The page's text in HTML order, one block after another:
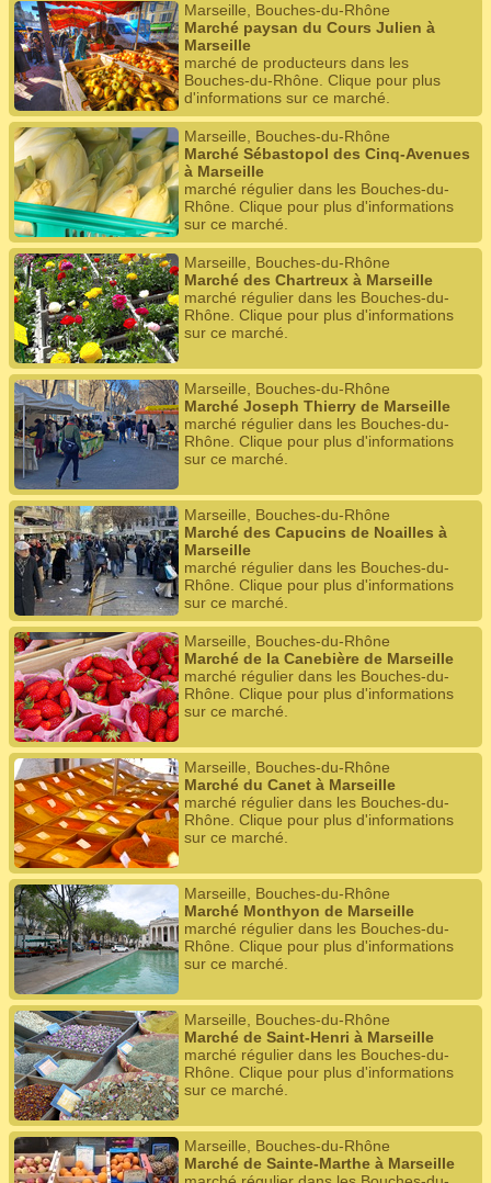
Marseille, Bouches-du-Rhône
Marché paysan du Cours Julien à
Marseille
marché de producteurs dans les
Bouches-du-Rhône. Clique pour plus
d'informations sur ce marché.
Marseille, Bouches-du-Rhône
Marché Sébastopol des Cinq-Avenues
à Marseille
marché régulier dans les Bouches-du-
Rhône. Clique pour plus d'informations
sur ce marché.
Marseille, Bouches-du-Rhône
Marché des Chartreux à Marseille
marché régulier dans les Bouches-du-
Rhône. Clique pour plus d'informations
sur ce marché.
Marseille, Bouches-du-Rhône
Marché Joseph Thierry de Marseille
marché régulier dans les Bouches-du-
Rhône. Clique pour plus d'informations
sur ce marché.
Marseille, Bouches-du-Rhône
Marché des Capucins de Noailles à
Marseille
marché régulier dans les Bouches-du-
Rhône. Clique pour plus d'informations
sur ce marché.
Marseille, Bouches-du-Rhône
Marché de la Canebière de Marseille
marché régulier dans les Bouches-du-
Rhône. Clique pour plus d'informations
sur ce marché.
Marseille, Bouches-du-Rhône
Marché du Canet à Marseille
marché régulier dans les Bouches-du-
Rhône. Clique pour plus d'informations
sur ce marché.
Marseille, Bouches-du-Rhône
Marché Monthyon de Marseille
marché régulier dans les Bouches-du-
Rhône. Clique pour plus d'informations
sur ce marché.
Marseille, Bouches-du-Rhône
Marché de Saint-Henri à Marseille
marché régulier dans les Bouches-du-
Rhône. Clique pour plus d'informations
sur ce marché.
Marseille, Bouches-du-Rhône
Marché de Sainte-Marthe à Marseille